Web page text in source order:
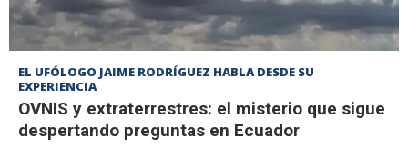
EL UFÓLOGO JAIME RODRÍGUEZ HABLA DESDE SU
EXPERIENCIA
OVNIS y extraterrestres: el misterio que sigue
despertando preguntas en Ecuador